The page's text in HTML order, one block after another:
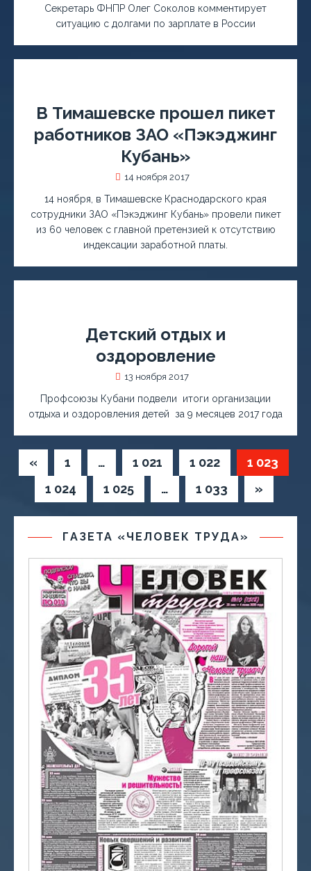
Секретарь ФНПР Олег Соколов комментирует
ситуацию с долгами по зарплате в России
В Тимашевске прошел пикет
работников ЗАО «Пэкэджинг
Кубань»
14 ноября 2017
14 ноября, в Тимашевске Краснодарского края
сотрудники ЗАО «Пэкэджинг Кубань» провели пикет
из 60 человек с главной претензией к отсутствию
индексации заработной платы.
Детский отдых и
оздоровление
13 ноября 2017
Профсоюзы Кубани подвели итоги организации
отдыха и оздоровления детей за 9 месяцев 2017 года
« 1 … 1 021 1 022
1 023
1 024
1 025 … 1 033 »
ГАЗЕТА «ЧЕЛОВЕК ТРУДА»